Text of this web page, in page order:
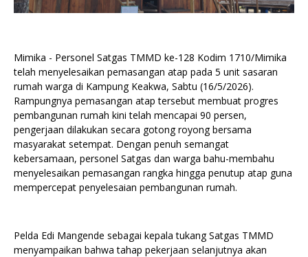
Mimika - Personel Satgas TMMD ke-128 Kodim 1710/Mimika
telah menyelesaikan pemasangan atap pada 5 unit sasaran
rumah warga di Kampung Keakwa, Sabtu (16/5/2026).
Rampungnya pemasangan atap tersebut membuat progres
pembangunan rumah kini telah mencapai 90 persen,
pengerjaan dilakukan secara gotong royong bersama
masyarakat setempat. Dengan penuh semangat
kebersamaan, personel Satgas dan warga bahu-membahu
menyelesaikan pemasangan rangka hingga penutup atap guna
mempercepat penyelesaian pembangunan rumah.
Pelda Edi Mangende sebagai kepala tukang Satgas TMMD
menyampaikan bahwa tahap pekerjaan selanjutnya akan